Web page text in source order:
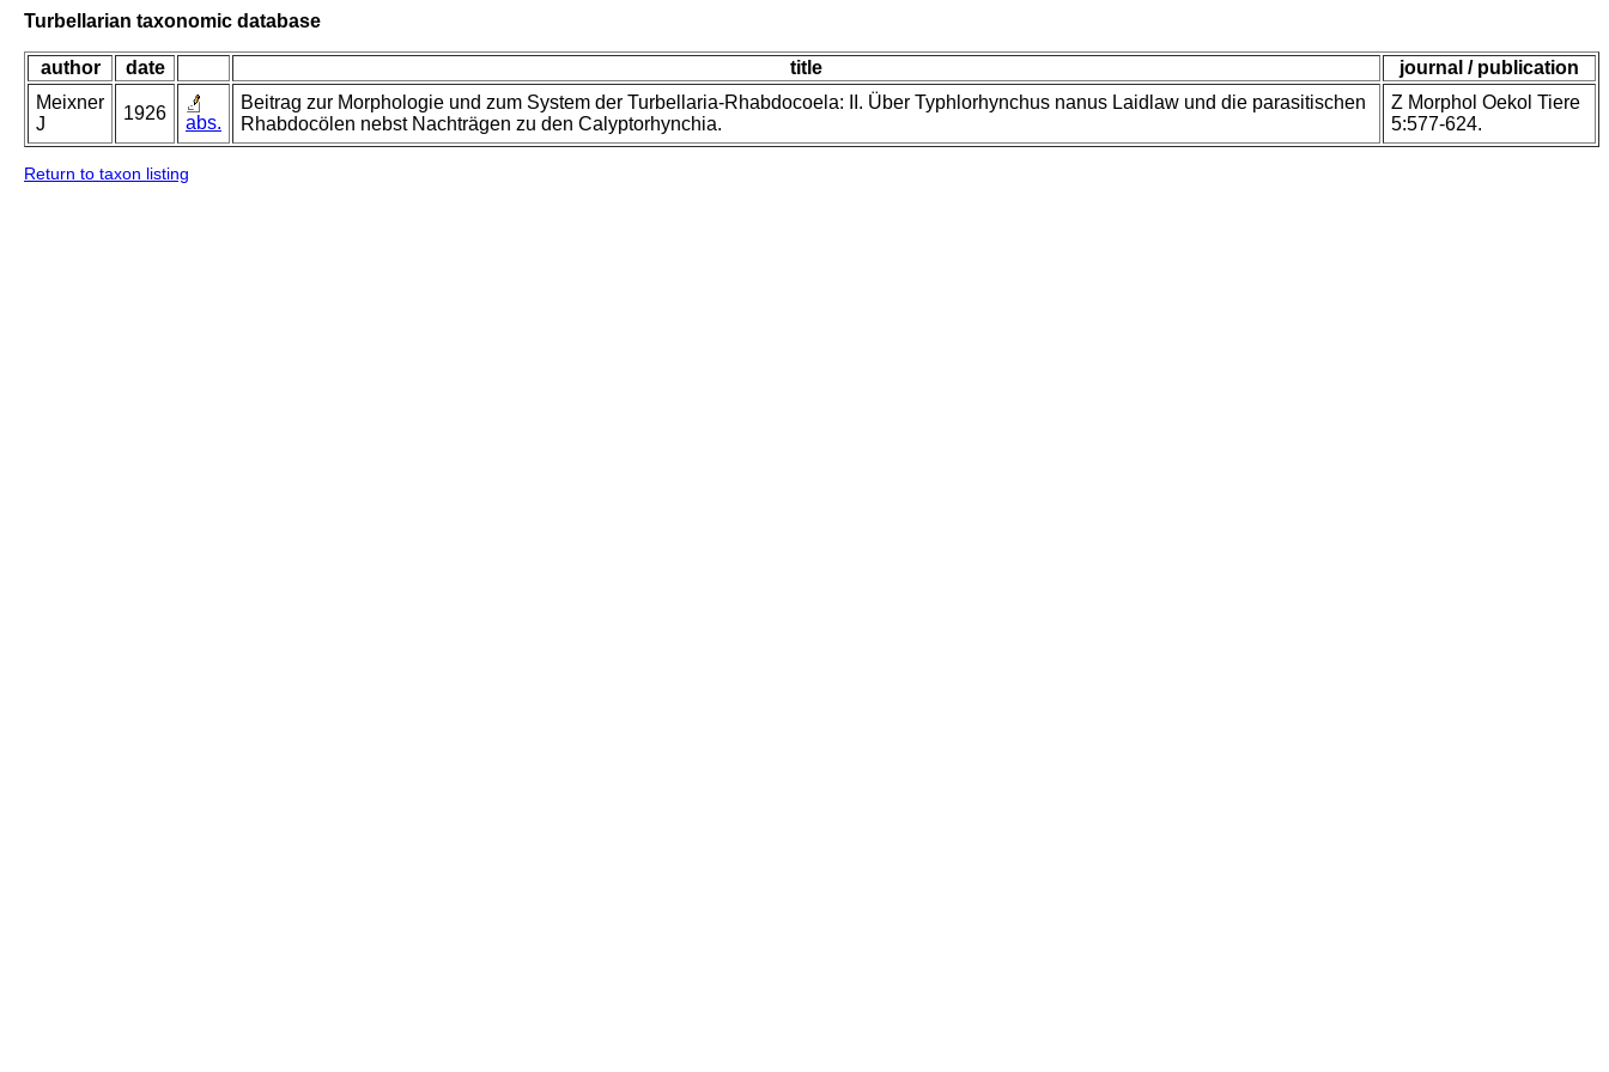
Turbellarian taxonomic database
author date title
journal / publication
Meixner
J
1926 abs.
Beitrag zur Morphologie und zum System der Turbellaria-Rhabdocoela: II. Über Typhlorhynchus nanus Laidlaw und die parasitischen
Rhabdocölen nebst Nachträgen zu den Calyptorhynchia.
Z Morphol Oekol Tiere
5:577-624.
Return to taxon listing